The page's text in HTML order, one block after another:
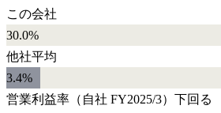
この会社
30.0%
他社平均
3.4%
営業利益率 （自社 FY2025/3） 下回る